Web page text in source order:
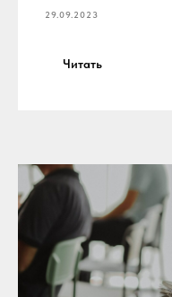
29.09.2023
Читать